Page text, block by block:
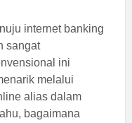
internet banking
sangat
ini
melalui
alias dalam
bagaimana